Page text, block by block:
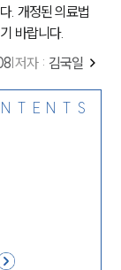
. 개정된 의료법
바랍니다.
저자 : 김국일